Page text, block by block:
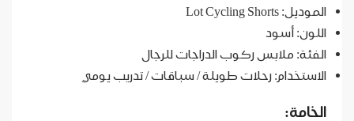
الموديل: Lot Cycling Shorts
اللون: أسود
الفئة: ملابس ركوب الدراجات للرجال
الاستخدام: رحلات طويلة / سباقات / تدريب يومي
الخامة: